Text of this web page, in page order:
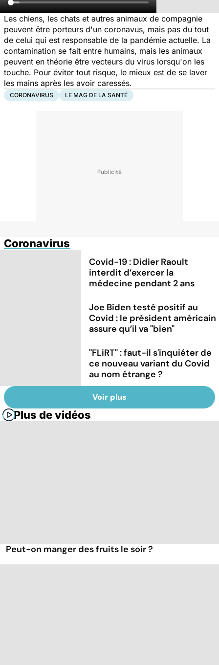
Les chiens, les chats et autres animaux de compagnie
peuvent être porteurs d'un coronavus, mais pas du tout
de celui qui est responsable de la pandémie actuelle. La
contamination se fait entre humains, mais les animaux
peuvent en théorie être vecteurs du virus lorsqu'on les
touche. Pour éviter tout risque, le mieux est de se laver
les mains après les avoir caressés.
CORONAVIRUS LE MAG DE LA SANTÉ
Coronavirus
Covid-19 : Didier Raoult
interdit d’exercer la
médecine pendant 2 ans
Joe Biden testé positif au
Covid : le président américain
assure qu’il va "bien"
"FLiRT" : faut-il s'inquiéter de
ce nouveau variant du Covid
au nom étrange ?
Voir plus
Plus de vidéos
Peut-on manger des fruits le soir ?